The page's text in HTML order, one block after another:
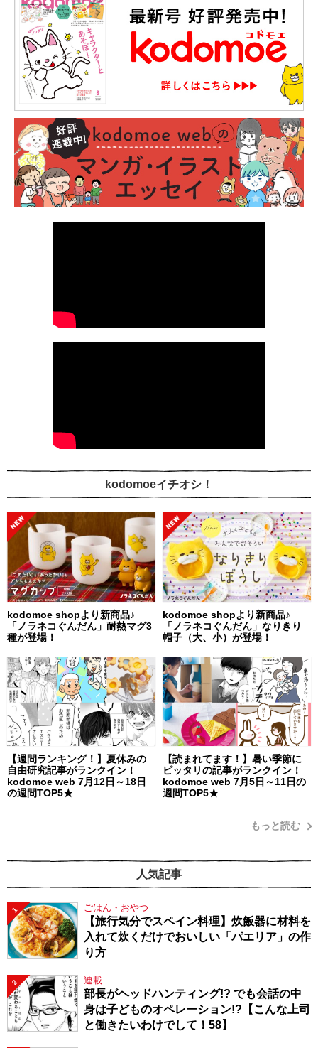
kodomoeイチオシ！
kodomoe shopより新商品♪
「ノラネコぐんだん」耐熱マグ3
種が登場！
kodomoe shopより新商品♪
「ノラネコぐんだん」なりきり
帽子（大、小）が登場！
【週間ランキング！】夏休みの
自由研究記事がランクイン！
kodomoe web 7月12日～18日
の週間TOP5★
【読まれてます！】暑い季節に
ピッタリの記事がランクイン！
kodomoe web 7月5日～11日の
週間TOP5★
もっと読む
人気記事
1 ごはん・おやつ
【旅行気分でスペイン料理】炊飯器に材料を
入れて炊くだけでおいしい「パエリア」の作
り方
2 連載
部長がヘッドハンティング!? でも会話の中
身は子どものオペレーション!?【こんな上司
と働きたいわけでして！58】